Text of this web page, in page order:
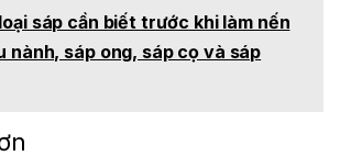
sáp cần biết trước khi làm nến
nành, sáp ong, sáp cọ và sáp